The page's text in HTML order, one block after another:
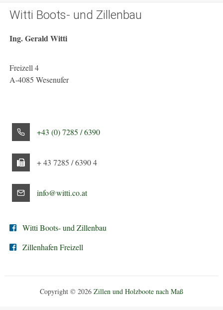
Witti Boots- und Zillenbau
Ing. Gerald Witti
Freizell 4
A-4085 Wesenufer
+43 (0) 7285 / 6390
+ 43 7285 / 6390 4
info@witti.co.at
Witti Boots- und Zillenbau
Zillenhafen Freizell
Copyright © 2026 Zillen und Holzboote nach Maß